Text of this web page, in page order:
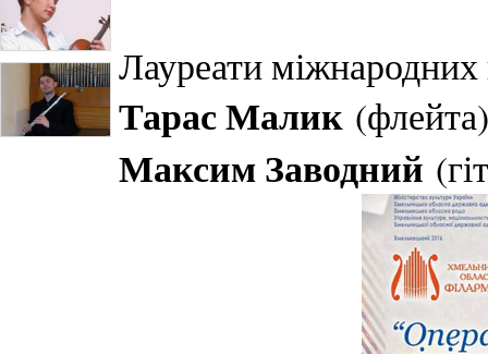
Лауреати міжнародних
Тарас Малик
Максим Заводний